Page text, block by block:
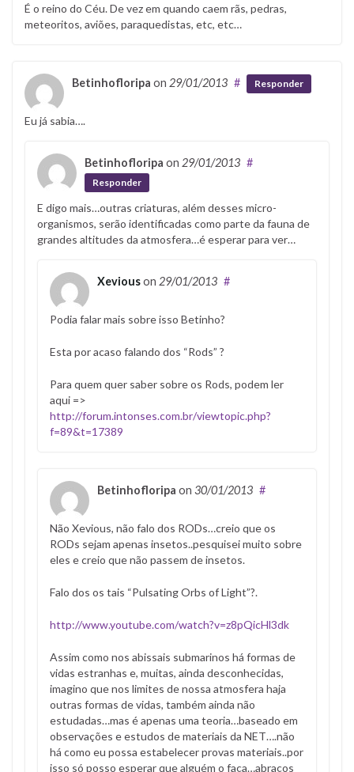
É o reino do Céu. De vez em quando caem rãs, pedras,
meteoritos, aviões, paraquedistas, etc, etc…
Betinhofloripa on 29/01/2013 # Responder
Eu já sabia….
Betinhofloripa on 29/01/2013 #
Responder
E digo mais…outras criaturas, além desses micro-
organismos, serão identificadas como parte da fauna de
grandes altitudes da atmosfera…é esperar para ver…
Xeviouson 29/01/2013 #
Podia falar mais sobre isso Betinho?
Esta por acaso falando dos “Rods” ?
Para quem quer saber sobre os Rods, podem ler
aqui =>
http://forum.intonses.com.br/viewtopic.php?
f=89&t=17389
Betinhofloripa on 30/01/2013 #
Não Xevious, não falo dos RODs…creio que os
RODs sejam apenas insetos..pesquisei muito sobre
eles e creio que não passem de insetos.
Falo dos os tais “Pulsating Orbs of Light”?.
http://www.youtube.com/watch?v=z8pQicHl3dk
Assim como nos abissais submarinos há formas de
vidas estranhas e, muitas, ainda desconhecidas,
imagino que nos limites de nossa atmosfera haja
outras formas de vidas, também ainda não
estudadas…mas é apenas uma teoria…baseado em
observações e estudos de materiais da NET….não
há como eu possa estabelecer provas materiais..por
isso só posso esperar que alguém o faça…abraços